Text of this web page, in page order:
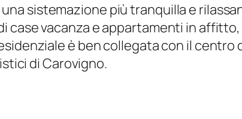
sistemazione più tranquilla e
case vacanza e appartamenti in
è ben collegata con il
di Carovigno.